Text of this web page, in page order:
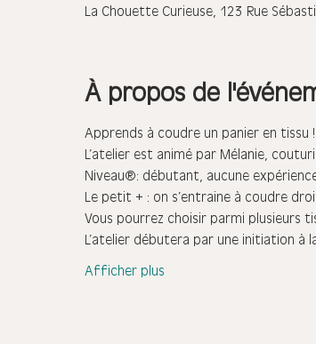
La Chouette Curieuse, 123 Rue
À propos de
Apprends à coudre un panier en tissu !
L’atelier est animé par Mélanie,
Niveau : débutant, aucune
Le petit + : on s’entraine à coudre
Vous pourrez choisir parmi plusieurs
L’atelier débutera par une initiation à
Afficher plus